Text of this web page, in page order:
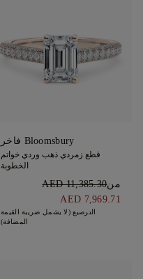
Bloomsbury فاخر
قطع زمردي ذهب وردي خواتم
الخطوبة
منAED 11,385.30
AED 7,969.71
الترصيع (لا يشمل ضريبة القيمة
المضافة)